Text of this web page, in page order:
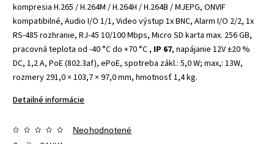
kompresia H.265 / H.264M / H.264H / H.264B / MJEPG, ONVIF
kompatibilné, Audio I/O 1/1, Video výstup 1x BNC, Alarm I/O 2/2, 1x
RS-485 rozhranie, RJ-45 10/100 Mbps, Micro SD karta max. 256 GB,
pracovná teplota od -40 °C do +70 °C , IP 67, napájanie 12V ±20 %
DC, 1,2 A, PoE (802.3af), ePoE, spotreba zákl.: 5,0 W; max,: 13W,
rozmery 291,0 × 103,7 × 97,0 mm, hmotnosť 1,4 kg.
Detailné informácie
Neohodnotené